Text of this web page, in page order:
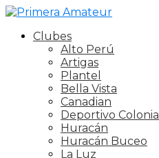
Clubes
Alto Perú
Artigas
Plantel
Bella Vista
Canadian
Deportivo Colonia
Huracán
Huracán Buceo
La Luz